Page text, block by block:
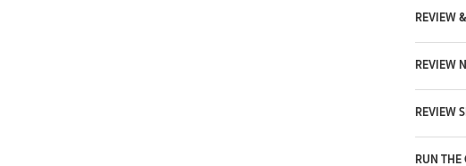
REVIEW
REVIEW
REVIEW
RUN THE